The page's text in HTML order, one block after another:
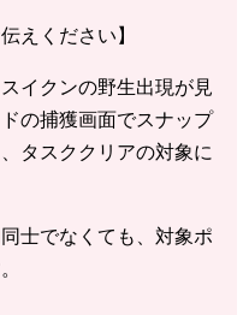
えください】
イクンの野生出現が見
の捕獲画面でスナップ
タスククリアの対象に
士でなくても、対象ポ